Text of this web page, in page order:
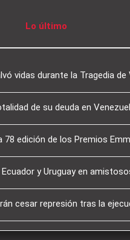
Lo último
vidas durante la Tragedia de
de su deuda en
edición de los Premios
y Uruguay en
cesar represión tras la